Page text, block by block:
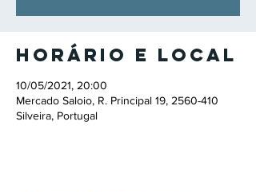
Horário e local
10/05/2021, 20:00
Mercado Saloio, R. Principal 19, 2560-410
Silveira, Portugal